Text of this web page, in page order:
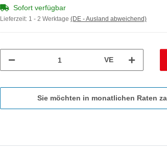
Sofort verfügbar
Lieferzeit: 1 - 2 Werktage (DE - Ausland abweichend)
VE
Sie möchten in monatlichen Raten